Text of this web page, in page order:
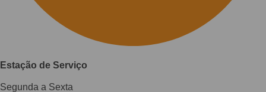
Estação de Serviço
Segunda a Sexta